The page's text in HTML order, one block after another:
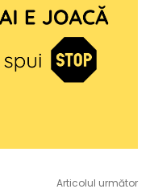
Articolul următor